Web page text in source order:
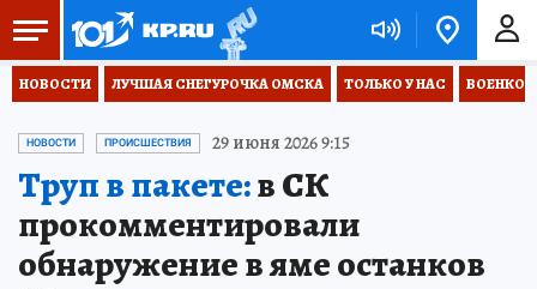
НОВОСТИ ЛУЧШАЯ СНЕГУРОЧКА ОМСКА ТОЛЬКО У НАС
НОВОСТИ ПРОИСШЕСТВИЯ 29 июня 2026 9:15
Труп в пакете:в СК
прокомментировали
обнаружение в яме останков